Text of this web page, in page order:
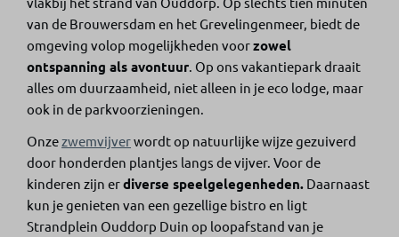
van de Brouwersdam en het Grevelingenmeer, biedt de
omgeving volop mogelijkheden voorzowel
ontspanning als avontuur. Op ons vakantiepark draait
alles om duurzaamheid, niet alleen in je eco lodge, maar
ook in de parkvoorzieningen.
Onzezwemvijverwordt op natuurlijke wijze gezuiverd
door honderden plantjes langs de vijver. Voor de
kinderen zijn erdiverse speelgelegenheden. Daarnaast
kun je genieten van een gezellige bistro en ligt
Strandplein Ouddorp Duin op loopafstand van je